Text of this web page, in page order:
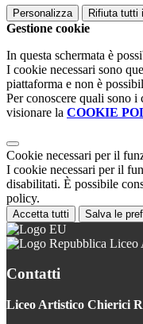
Personalizza Rifiuta tutti
Gestione cookie
In questa schermata è
I cookie necessari sono
piattaforma e non è
Per conoscere quali sono i
visionare la COOKIE
Cookie necessari per il
I cookie necessari per il
disabilitati. È possibile
policy.
Accetta tutti Salva le
Liceo
Contatti
Liceo Artistico Chierici